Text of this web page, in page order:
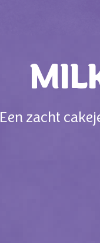
Een zacht